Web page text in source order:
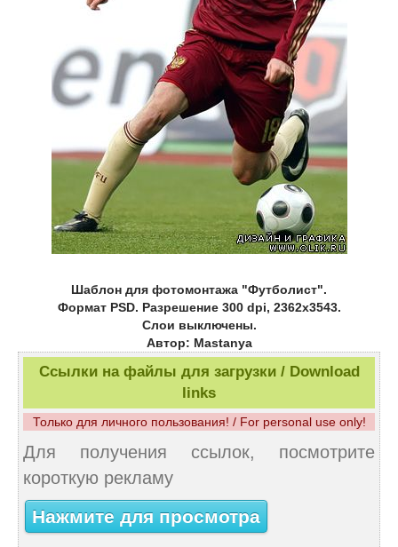
Шаблон для фотомонтажа "Футболист".
Формат PSD. Разрешение 300 dpi, 2362x3543.
Слои выключены.
Автор: Mastanya
Ссылки на файлы для загрузки / Download
links
Только для личного пользования! / For personal use only!
Для получения ссылок, посмотрите
короткую рекламу
Нажмите для просмотра